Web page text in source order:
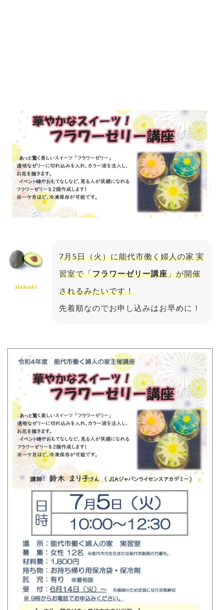
abokado
7月5日（火）に能代市働く婦人の家 実
習室で「フラワーゼリー講座」が開催
されるみたいです！
先着順なのでお申し込みはお早めに！